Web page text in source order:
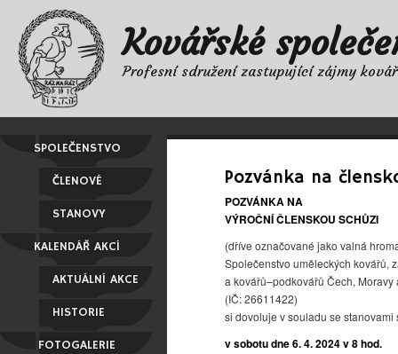
Kovářské
Profesní sdružení zastupující zájmy
SPOLEČENSTVO
ČLENOVÉ
STANOVY
KALENDÁŘ AKCÍ
AKTUÁLNÍ AKCE
HISTORIE
FOTOGALERIE
Pozvánka na
POZVÁNKA NA
VÝROČNÍ ČLENSKOU SCHŮZI
(dříve označované jako valná
Společenstvo uměleckých kovářů,
a kovářů–podkovářů Čech, Moravy
(IČ: 26611422)
si dovoluje v souladu se
v sobotu dne 6. 4. 2024 v 8 hod.